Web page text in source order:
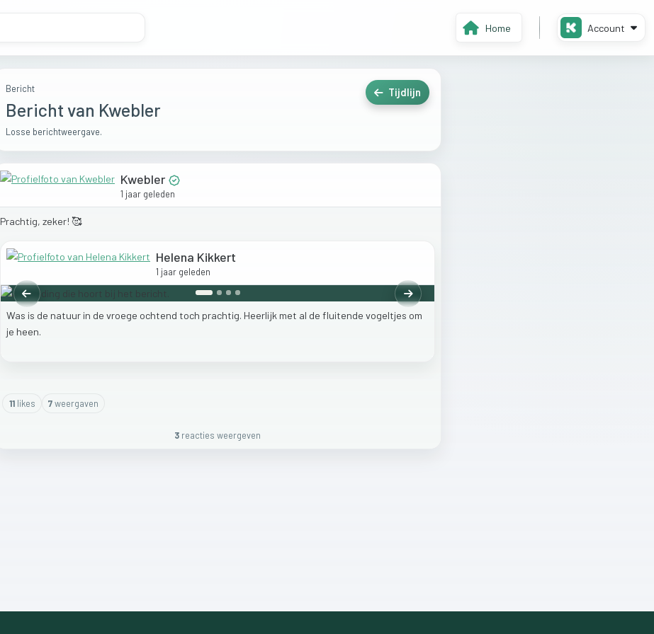
Home Account
Bericht
Bericht van Kwebler
Losse berichtweergave.
Tijdlijn
Kwebler
1 jaar geleden
Prachtig, zeker! 🥰
Helena Kikkert
1 jaar geleden
Vorige
Volgende
Was is de natuur in de vroege ochtend toch prachtig. Heerlijk met al de fluitende vogeltjes om
je heen.
11likes 7weergaven
3 reacties weergeven